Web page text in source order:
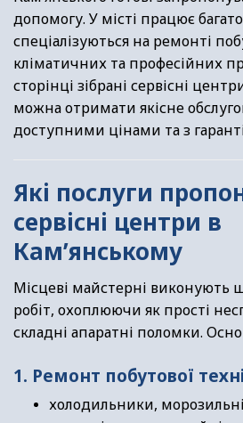
допомогу. У місті працює
спеціалізуються на ремонті
кліматичних та професійних
сторінці зібрані сервісні
можна отримати якісне
доступними цінами та з
Які послуги
сервісні центри в
Кам’янському
Місцеві майстерні виконують
робіт, охоплюючи як прості
складні апаратні поломки.
1. Ремонт побутової
холодильники,